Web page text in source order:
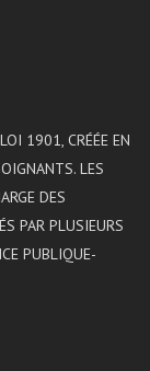
1901, CRÉÉE EN
LES
DES
PAR PLUSIEURS
PUBLIQUE-